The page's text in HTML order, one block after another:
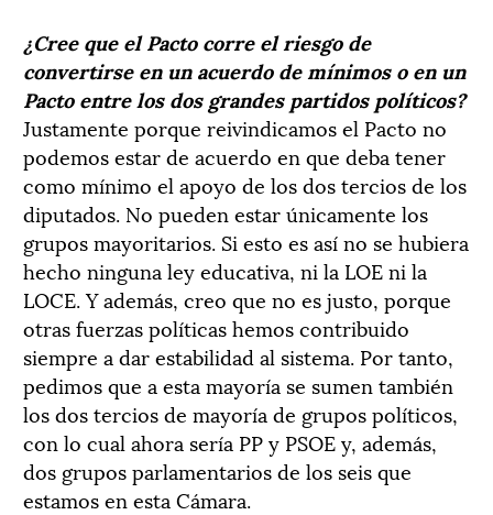
¿Cree que el Pacto corre el riesgo de
convertirse en un acuerdo de mínimos o en un
Pacto entre los dos grandes partidos políticos?
Justamente porque reivindicamos el Pacto no
podemos estar de acuerdo en que deba tener
como mínimo el apoyo de los dos tercios de los
diputados. No pueden estar únicamente los
grupos mayoritarios. Si esto es así no se hubiera
hecho ninguna ley educativa, ni la LOE ni la
LOCE. Y además, creo que no es justo, porque
otras fuerzas políticas hemos contribuido
siempre a dar estabilidad al sistema. Por tanto,
pedimos que a esta mayoría se sumen también
los dos tercios de mayoría de grupos políticos,
con lo cual ahora sería PP y PSOE y, además,
dos grupos parlamentarios de los seis que
estamos en esta Cámara.